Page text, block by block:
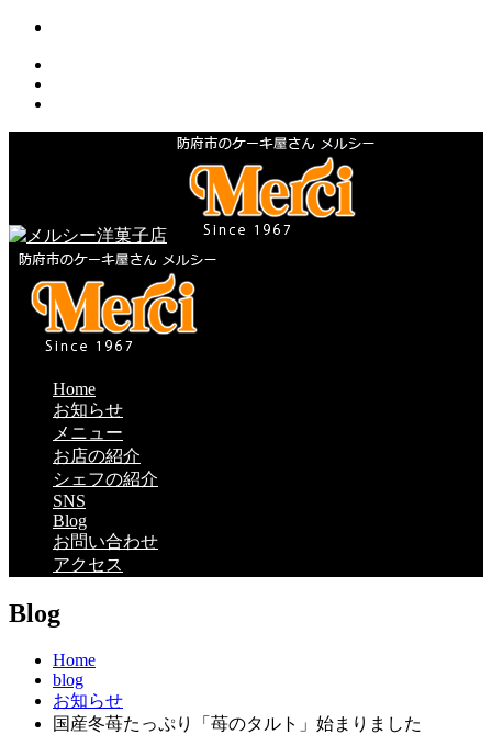
Home
お知らせ
メニュー
お店の紹介
シェフの紹介
SNS
Blog
お問い合わせ
アクセス
Blog
Home
blog
お知らせ
国産冬苺たっぷり「苺のタルト」始まりました